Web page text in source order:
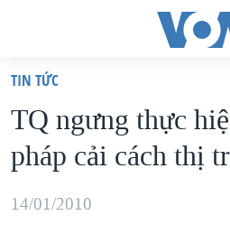
truy
cập
Tới
dung
VIỆT NAM
HOA KỲ
BIỂN ĐÔNG
TIN TỨC
TQ ngưng thực
pháp cải cách thị
14/01/2010